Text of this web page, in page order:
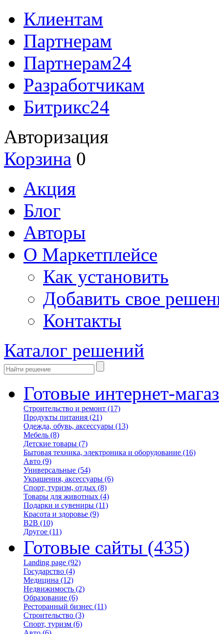
Клиентам
Партнерам
Партнерам24
Разработчикам
Битрикс24
Авторизация
Корзина 0
Акция
Блог
Авторы
О Маркетплейсе
Как установить
Добавить свое
Контакты
Каталог решений
Готовые интернет-
Строительство и ремонт (17)
Продукты питания (21)
Одежда, обувь, аксессуары (13)
Мебель (8)
Детские товары (7)
Бытовая техника, электроника и оборудование (16)
Авто (9)
Универсальные (54)
Украшения, аксессуары (6)
Спорт, туризм, отдых (8)
Товары для животных (4)
Подарки и сувениры (11)
Красота и здоровье (9)
B2B (10)
Другое (11)
Готовые сайты (435)
Landing page (92)
Государство (4)
Медицина (12)
Недвижимость (2)
Образование (6)
Ресторанный бизнес (11)
Строительство (3)
Спорт, туризм (6)